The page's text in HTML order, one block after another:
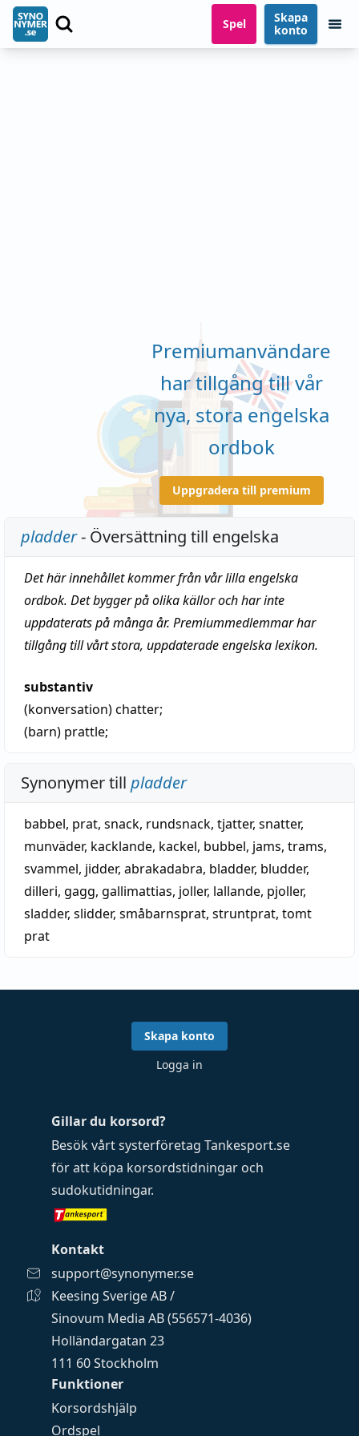
Spel
Skapa
konto
Premiumanvändare
har tillgång till vår
nya, stora engelska
ordbok
Uppgradera till premium
pladder- Översättning till engelska
Det här innehållet kommer från vår lilla engelska
ordbok. Det bygger på olika källor och har inte
uppdaterats på många år. Premiummedlemmar har
tillgång till vårt stora, uppdaterade engelska lexikon.
substantiv
(konversation)chatter;
(barn) prattle;
Synonymer till pladder
babbel, prat, snack, rundsnack, tjatter, snatter,
munväder, kacklande, kackel, bubbel, jams, trams,
svammel, jidder, abrakadabra, bladder, bludder,
dilleri, gagg, gallimattias, joller, lallande, pjoller,
sladder, slidder, småbarnsprat, struntprat, tomt
prat
Funktioner
Korsordshjälp
Ordspel
Gillar du korsord?
Besök vårt systerföretag Tankesport.se
för att köpa korsordstidningar och
sudokutidningar.
Kontakt
support@synonymer.se
Keesing Sverige AB /
Sinovum Media AB (556571-4036)
Holländargatan 23
111 60 Stockholm
Skapa konto
Logga in